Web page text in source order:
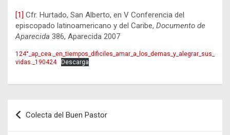
[1] Cfr. Hurtado, San Alberto, en V Conferencia del
episcopado latinoamericano y del Caribe, Documento de
Aparecida 386, Aparecida 2007
124°_ap_cea._en_tiempos_dificiles_amar_a_los_demas_y_alegrar_sus_
vidas._190424
Descarga
Navegación
de
Colecta del Buen Pastor